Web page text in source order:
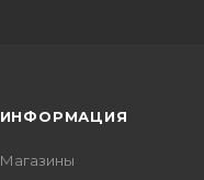
ИНФОРМАЦИЯ
Магазины